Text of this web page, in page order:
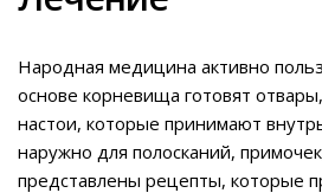
Народная медицина активно
основе корневища готовят
настои, которые принимают
наружно для полосканий,
представлены рецепты, которые